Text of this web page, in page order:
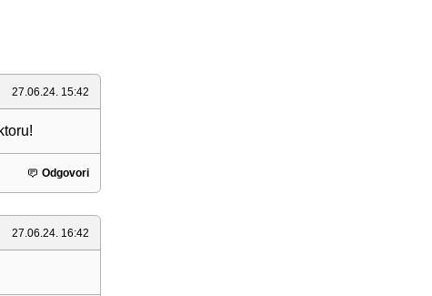
27.06.24. 15:42
Odgovori
27.06.24. 16:42